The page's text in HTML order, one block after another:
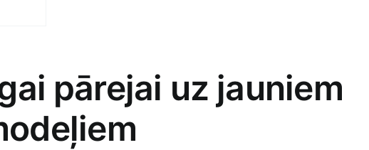
pārejai uz⁢ jauniem